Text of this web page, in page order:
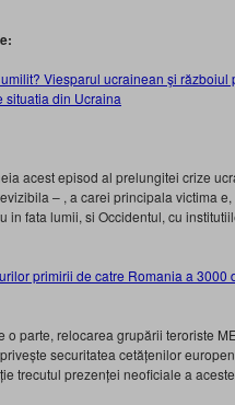
Viesparul ucrainean şi războiul
situatia din Ucraina
acest episod al prelungitei crize
– , a carei principala victima
fata lumii, si Occidentul, cu
primirii de catre Romania a 3000
o parte, relocarea grupării teroriste
securitatea cetățenilor
trecutul prezenței neoficiale a